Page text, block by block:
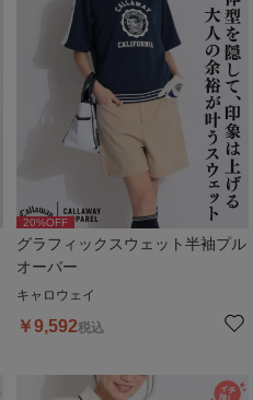
20%OFF
グラフィックスウェット半袖プル
オーバー
キャロウェイ
￥9,592税込